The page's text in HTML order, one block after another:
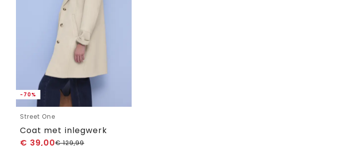
-70%
Street One
Coat met inlegwerk
€ 39,00€129,99